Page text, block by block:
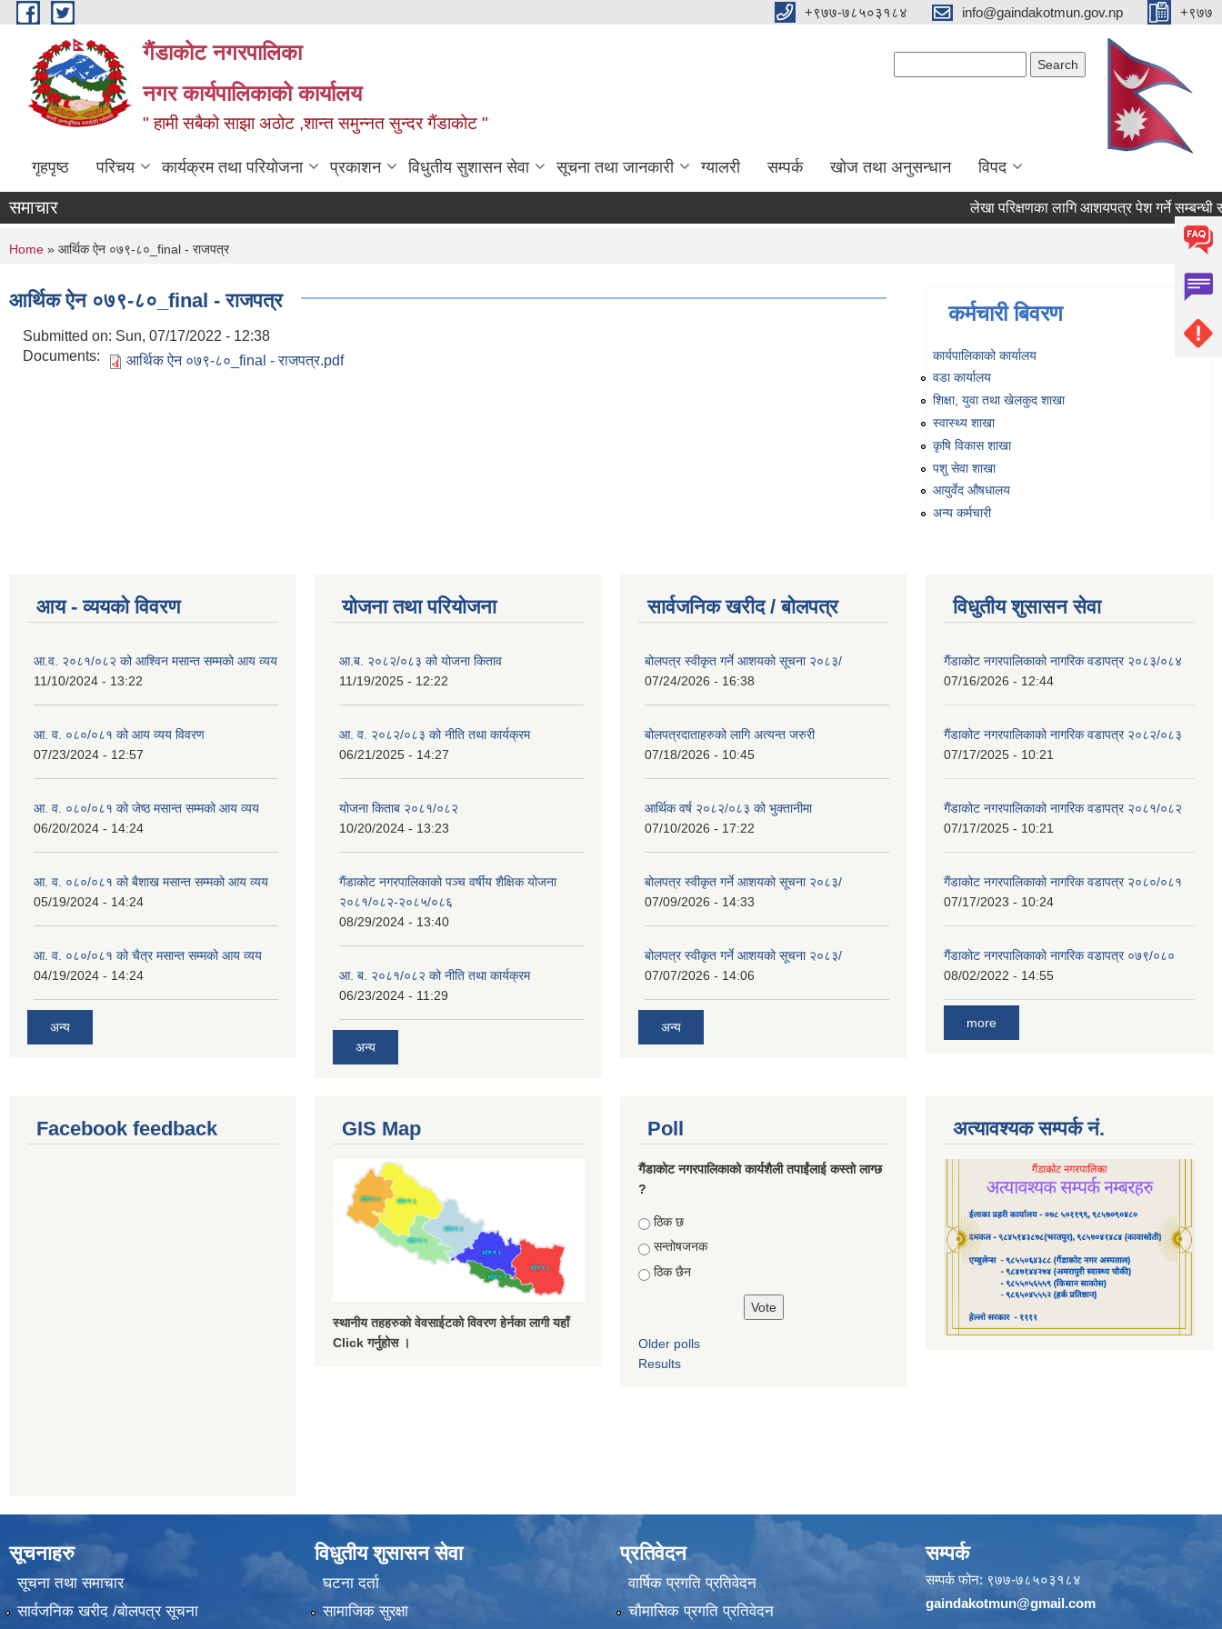
Skip to main content +९७७-७८५०३१८४ info@gaindakotmun.gov.np +९७७
गैंडाकोट नगरपालिका
नगर कार्यपालिकाको कार्यालय
" हामी सबैको साझा अठोट ,शान्त समुन्नत सुन्दर गैंडाकोट "
गृहपृष्ठ परिचय कार्यक्रम तथा परियोजना प्रकाशन विधुतीय सुशासन सेवा सूचना तथा जानकारी ग्यालरी सम्पर्क खोज तथा अनुसन्धान विपद
समाचार लेखा परिक्षणका लागि आशयपत्र पेश गर्ने सम्बन्धी
You are here
Home » आर्थिक ऐन ०७९-८०_final - राजपत्र
आर्थिक ऐन ०७९-८०_final - राजपत्र
Submitted on: Sun, 07/17/2022 - 12:38
Documents:
आर्थिक ऐन ०७९-८०_final - राजपत्र.pdf
कर्मचारी बिवरण
कार्यपालिकाको कार्यालय
वडा कार्यालय
शिक्षा, युवा तथा खेलकुद शाखा
स्वास्थ्य शाखा
कृषि विकास शाखा
पशु सेवा शाखा
आयुर्वेद औषधालय
अन्य कर्मचारी
आय - व्ययको विवरण
आ.व. २०८१/०८२ को आश्विन मसान्त सम्मको आय व्यय
11/10/2024 - 13:22
आ. व. ०८०/०८१ को आय व्यय विवरण
07/23/2024 - 12:57
आ. व. ०८०/०८१ को जेष्ठ मसान्त सम्मको आय व्यय
06/20/2024 - 14:24
आ. व. ०८०/०८१ को बैशाख मसान्त सम्मको आय व्यय
05/19/2024 - 14:24
आ. व. ०८०/०८१ को चैत्र मसान्त सम्मको आय व्यय
04/19/2024 - 14:24
अन्य
योजना तथा परियोजना
आ.ब. २०८२/०८३ को योजना किताव
11/19/2025 - 12:22
आ. व. २०८२/०८३ को नीति तथा कार्यक्रम
06/21/2025 - 14:27
योजना किताब २०८१/०८२
10/20/2024 - 13:23
गैंडाकोट नगरपालिकाको पञ्च वर्षीय शैक्षिक योजना
२०८१/०८२-२०८५/०८६
08/29/2024 - 13:40
आ. ब. २०८१/०८२ को नीति तथा कार्यक्रम
06/23/2024 - 11:29
अन्य
सार्वजनिक खरीद / बोलपत्र
बोलपत्र स्वीकृत गर्ने आशयको सूचना २०८३/
07/24/2026 - 16:38
बोलपत्रदाताहरुको लागि अत्यन्त जरुरी
07/18/2026 - 10:45
आर्थिक वर्ष २०८२/०८३ को भुक्तानीमा
07/10/2026 - 17:22
बोलपत्र स्वीकृत गर्ने आशयको सूचना २०८३/
07/09/2026 - 14:33
बोलपत्र स्वीकृत गर्ने आशयको सूचना २०८३/
07/07/2026 - 14:06
अन्य
विधुतीय शुसासन सेवा
गैंडाकोट नगरपालिकाको नागरिक वडापत्र २०८३/०८४
07/16/2026 - 12:44
गैंडाकोट नगरपालिकाको नागरिक वडापत्र २०८२/०८३
07/17/2025 - 10:21
गैंडाकोट नगरपालिकाको नागरिक वडापत्र २०८१/०८२
07/17/2025 - 10:21
गैंडाकोट नगरपालिकाको नागरिक वडापत्र २०८०/०८१
07/17/2023 - 10:24
गैंडाकोट नगरपालिकाको नागरिक वडापत्र ०७९/०८०
08/02/2022 - 14:55
more
Facebook feedback GIS Map
स्थानीय तहहरुको वेवसाईटको विवरण हेर्नका लागी यहाँ
Click गर्नुहोस ।
Poll
गैंडाकोट नगरपालिकाको कार्यशैली तपाईंलाई कस्तो लाग्छ
?
Choices
ठिक छ
सन्तोषजनक
ठिक छैन
Older polls
Results
अत्यावश्यक सम्पर्क नं.
सूचनाहरु
सूचना तथा समाचार
सार्वजनिक खरीद /बोलपत्र सूचना
विधुतीय शुसासन सेवा
घटना दर्ता
सामाजिक सुरक्षा
प्रतिवेदन
वार्षिक प्रगति प्रतिवेदन
चौमासिक प्रगति प्रतिवेदन
सम्पर्क
सम्पर्क फोन: ९७७-७८५०३१८४
gaindakotmun@gmail.com